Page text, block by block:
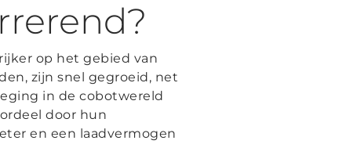
op het gebied van
zijn snel gegroeid, net
in de cobotwereld
door hun
en een laadvermogen